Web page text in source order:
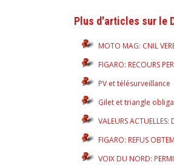
Plus d'articles sur le
MOTO MAG: CNIL
FIGARO: RECOURS
PV et télésurveillance
Gilet et triangle
VALEURS ACTUELLES:
FIGARO: REFUS
VOIX DU NORD: